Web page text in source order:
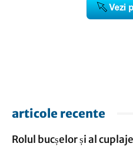
articole recente
Rolul bucșelor și al